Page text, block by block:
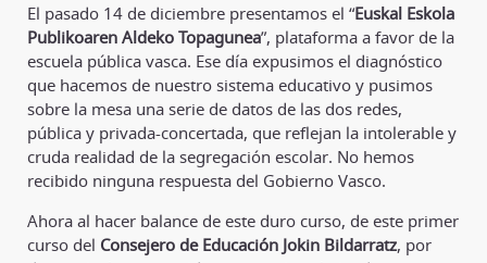
El pasado 14 de diciembre presentamos el “Euskal Eskola
Publikoaren Aldeko Topagunea”, plataforma a favor de la
escuela pública vasca. Ese día expusimos el diagnóstico
que hacemos de nuestro sistema educativo y pusimos
sobre la mesa una serie de datos de las dos redes,
pública y privada-concertada, que reflejan la intolerable y
cruda realidad de la segregación escolar. No hemos
recibido ninguna respuesta del Gobierno Vasco.
Ahora al hacer balance de este duro curso, de este primer
curso del Consejero de Educación Jokin Bildarratz, por